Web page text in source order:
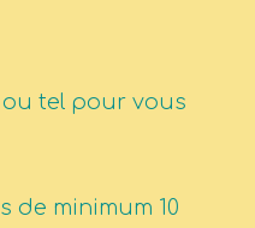
tel pour vous
de minimum 10